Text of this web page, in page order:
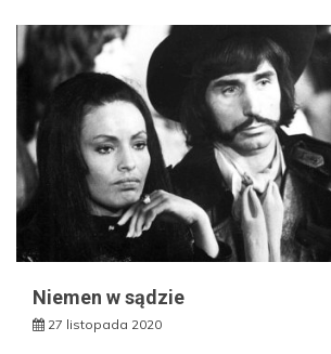
Niemen w sądzie
27 listopada 2020